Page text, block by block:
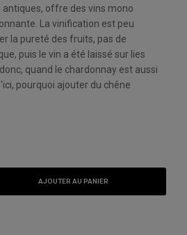
antiques, offre des vins mono
La vinification est peu
la pureté des fruits, pas de
puis le vin a été laissé sur lies
quand le chardonnay est aussi
pourquoi ajouter du chêne
AJOUTER AU PANIER